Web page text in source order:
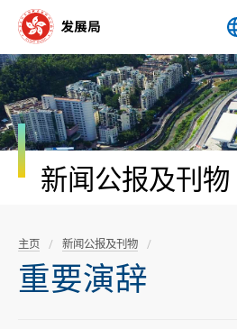
容
开
始
新闻公报及刊物
主页 新闻公报及刊物
重要演辞